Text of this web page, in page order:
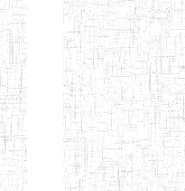
ENIEG PRIVEE
AIME-CESAIRE
ENIEG
SIANTOU
ENIEG LA